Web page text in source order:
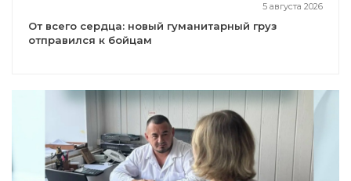
5 августа 2026
От всего сердца: новый гуманитарный груз
отправился к бойцам